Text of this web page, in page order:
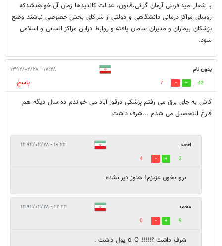
با شعار امیدافرینی آرمان گرائی،قانون، عدالت کاندیدها زمان آن خواهدشدکه
روسای مراکز درمانی دانشگاهی و دولتی از شراکای بخش خصوصی نباشند وضع
پزشکان بیماران و مدیران سامان یافته و روابط دراین مراکز انسانی و اسلامی
شود.
بدون نام ۱۷:۲۸ - ۱۳۹۲/۰۲/۲۸
42
7
پاسخ
کاش به جای برق می رفتم پزشکی درقوز آباد می خواندم ده سال دیگه هم
فارغ التحصیل می شدم ...شرف داشت
احمد ۱۹:۲۳ - ۱۳۹۲/۰۲/۲۸
3
4
برو بخون عزیزم! هنوز دیر نشده
محمد ۲۲:۲۳ - ۱۳۹۲/۰۲/۲۸
9
0
شرف داشت ؟!!!!! o_O پول داشت .